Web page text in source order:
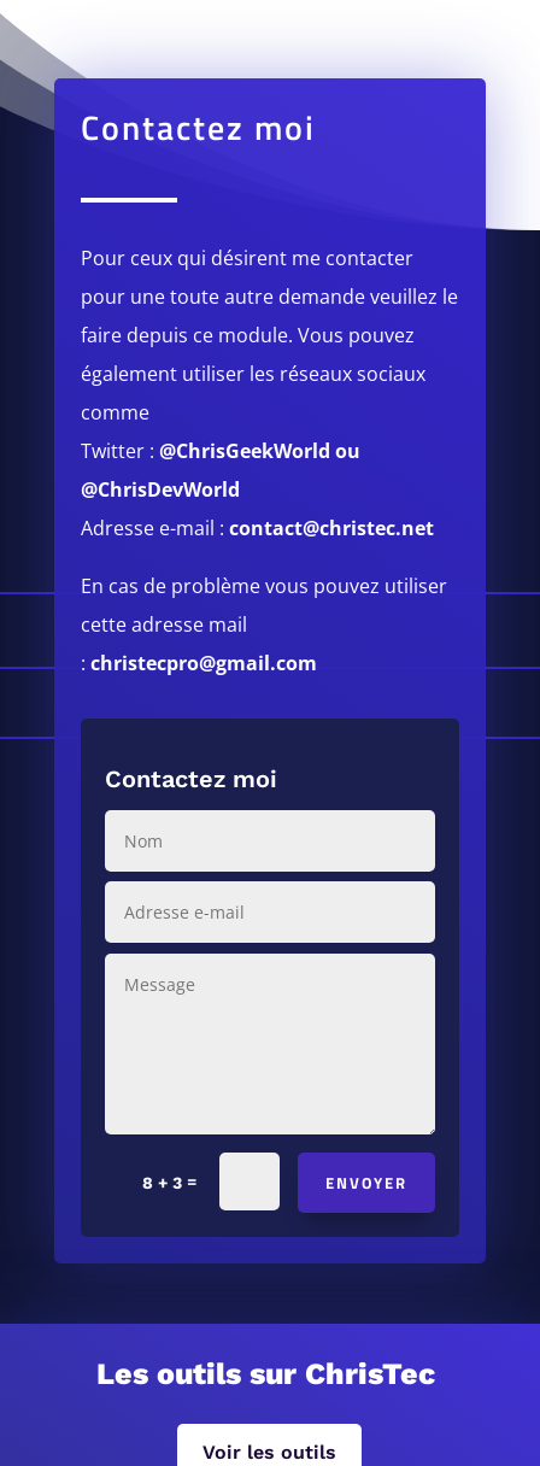
Contactez moi
Pour ceux qui désirent me contacter
pour une toute autre demande veuillez le
faire depuis ce module.Vous pouvez
également utiliser les réseaux sociaux
comme
Twitter :@ChrisGeekWorld ou
@ChrisDevWorld
Adresse e-mail :contact@christec.net
En cas de problème vous pouvez utiliser
cette adresse mail
:christecpro@gmail.com
Contactez moi
8 + 3= ENVOYER
Les outils sur ChrisTec
Voir les outils